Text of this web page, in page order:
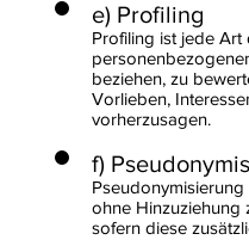
e) Profiling
Profiling ist jede
beziehen, zu
Vorlieben,
vorherzusagen.
f)
ohne Hinzuziehung
sofern diese